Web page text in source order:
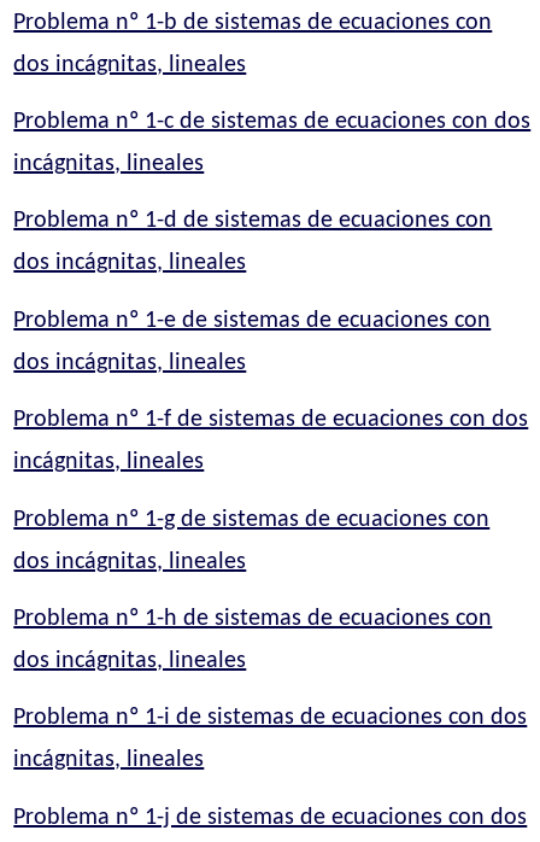
Problema nº 1-b de sistemas de ecuaciones con
dos incágnitas, lineales
Problema nº 1-c de sistemas de ecuaciones con dos
incágnitas, lineales
Problema nº 1-d de sistemas de ecuaciones con
dos incágnitas, lineales
Problema nº 1-e de sistemas de ecuaciones con
dos incágnitas, lineales
Problema nº 1-f de sistemas de ecuaciones con dos
incágnitas, lineales
Problema nº 1-g de sistemas de ecuaciones con
dos incágnitas, lineales
Problema nº 1-h de sistemas de ecuaciones con
dos incágnitas, lineales
Problema nº 1-i de sistemas de ecuaciones con dos
incágnitas, lineales
Problema nº 1-j de sistemas de ecuaciones con dos